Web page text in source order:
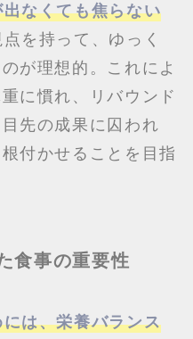
なくても焦らない
を持って、ゆっく
が理想的。これによ
に慣れ、リバウンド
先の成果に囚われ
付かせることを目指
食事の重要性
は、栄養バランス